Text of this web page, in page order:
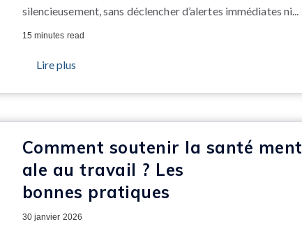
silencieusement, sans déclencher d’alertes immédiates ni...
15 minutes read
Lire plus
Comment soutenir la santé ment
ale au travail ? Les
bonnes pratiques
30 janvier 2026